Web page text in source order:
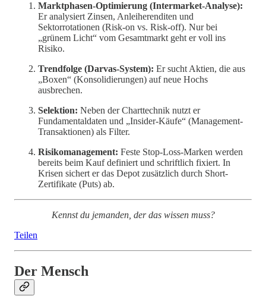
Marktphasen-Optimierung (Intermarket-Analyse):
Er analysiert Zinsen, Anleiherenditen und
Sektorrotationen (Risk-on vs. Risk-off). Nur bei
„grünem Licht“ vom Gesamtmarkt geht er voll ins
Risiko.
Trendfolge (Darvas-System): Er sucht Aktien, die aus
„Boxen“ (Konsolidierungen) auf neue Hochs
ausbrechen.
Selektion: Neben der Charttechnik nutzt er
Fundamentaldaten und „Insider-Käufe“ (Management-
Transaktionen) als Filter.
Risikomanagement: Feste Stop-Loss-Marken werden
bereits beim Kauf definiert und schriftlich fixiert. In
Krisen sichert er das Depot zusätzlich durch Short-
Zertifikate (Puts) ab.
Kennst du jemanden, der das wissen muss?
Teilen
Der Mensch